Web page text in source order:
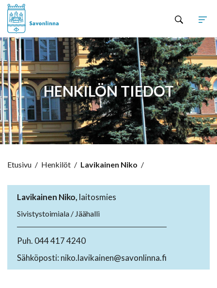
HENKILÖN TIEDOT
Etusivu / Henkilöt / Lavikainen Niko /
Lavikainen Niko, laitosmies
Sivistystoimiala / Jäähalli
Puh. 044 417 4240
Sähköposti: niko.lavikainen@savonlinna.fi